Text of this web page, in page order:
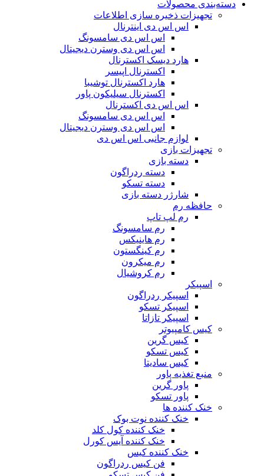
دسته‌بندی محصولات
تجهیزات ذخیره سازی اطلاعات
اس اس دی اینترنال
اس اس دی سامسونگ
اس اس دی وسترن دیجیتال
هارد دیسک اکسترنال
اکسترنال اپیسر
هارد اکسترنال توشیبا
اکسترنال سیلیکون پاور
اس اس دی اکسترنال
اس اس دی سامسونگ
اس اس دی وسترن دیجیتال
لوازم جانبی اس اس دی
تجهیزات بازی
دسته بازی
دسته ردراگون
دسته تسکو
شارژر دسته بازی
حافظه رم
رم لپ تاپ
رم سامسونگ
رم هاینیکس
رم کینگستون
رم میکرون
رم کروشیال
اسپیکر
اسپیکر ردراگون
اسپیکر تسکو
اسپیکر تازاتا
کیس کامپیوتر
کیس گرین
کیس تسکو
کیس سادیتا
منبع تغذیه‌ پاور
پاور گرین
پاور تسکو
خنک کننده ها
خنک کننده نوت بوک
خنک کننده کول کلد
خنک کننده آیس کورل
خنک کننده کیس
فن کیس ردراگون